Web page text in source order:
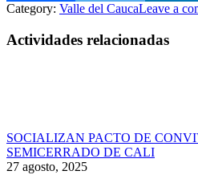
Category: Valle del CaucaLeave a
Actividades relacionadas
SOCIALIZAN PACTO DE
SEMICERRADO DE CALI
27 agosto, 2025